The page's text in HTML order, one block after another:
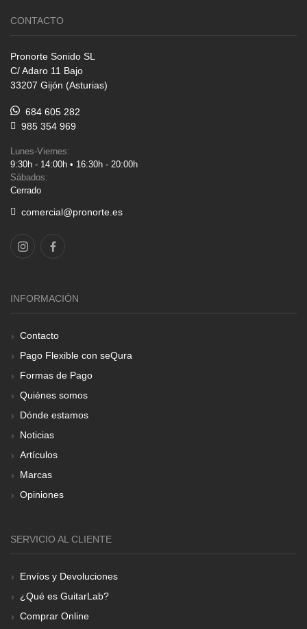
CONTACTO
Pronorte Sonido SL
C/ Adaro 11 Bajo
33207 Gijón (Asturias)
684 605 282
985 354 969
Lunes-Viernes:
9:30h - 14:00h • 16:30h - 20:00h
Sábados:
Cerrado
comercial@pronorte.es
INFORMACIÓN
Contacto
Pago Flexible con seQura
Formas de Pago
Quiénes somos
Dónde estamos
Noticias
Artículos
Marcas
Opiniones
SERVICIO AL CLIENTE
Envíos y Devoluciones
¿Qué es GuitarLab?
Comprar Online